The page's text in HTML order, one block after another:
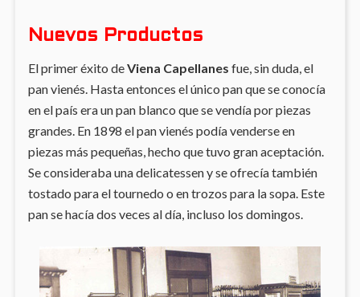
Nuevos Productos
El primer éxito deViena Capellanes fue, sin duda, el
pan vienés. Hasta entonces el único pan que se conocía
en el país era un pan blanco que se vendía por piezas
grandes. En 1898 el pan vienés podía venderse en
piezas más pequeñas, hecho que tuvo gran aceptación.
Se consideraba una delicatessen y se ofrecía también
tostado para el tournedo o en trozos para la sopa. Este
pan se hacía dos veces al día, incluso los domingos.